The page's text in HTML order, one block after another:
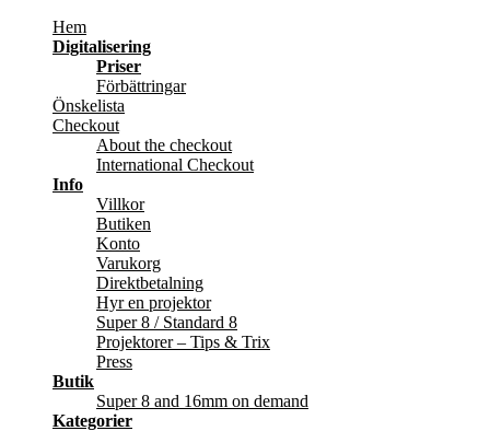
Hem
Digitalisering
Priser
Förbättringar
Önskelista
Checkout
About the checkout
International Checkout
Info
Villkor
Butiken
Konto
Varukorg
Direktbetalning
Hyr en projektor
Super 8 / Standard 8
Projektorer – Tips & Trix
Press
Butik
Super 8 and 16mm on demand
Kategorier